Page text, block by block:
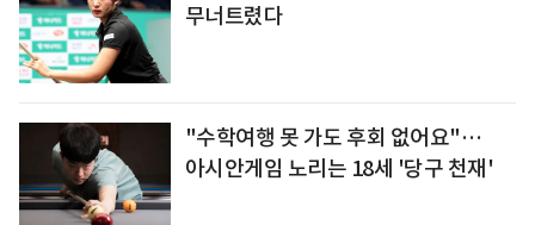
무너트렸다
"수학여행 못 가도 후회 없어요"…
아시안게임 노리는 18세 '당구 천재'